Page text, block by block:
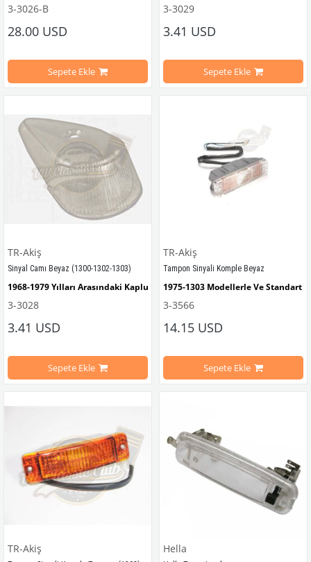
1300-1302-1303 Kaplumbağa Modelleri İle Uyumludur
Takım Olarak 2 Adet Şeklinde Gönderilir
VWCC Parça No : 3-3026 OEM Parça No : 113953041
3-3026-B
28.00 USD
Sepete Ekle
1200-1300-1302-1303
3-3029
3.41 USD
Sepete Ekle
TR-Akiş
Sinyal Camı Beyaz (1300-1302-1303)
1968-1979 Yılları Arasındaki Kaplumbağa Modelleri İle Uyumludur
1300-1302-1303 Kaplumbağa Modelleri İle Uyumludur
3-3028
3.41 USD
Sepete Ekle
TR-Akiş
Tampon Sinyali Komple Beyaz
1975-1303 Modellerle Ve Standart
Adet Fiyatıdır.
3-3566
14.15 USD
Sepete Ekle
TR-Akiş Hella